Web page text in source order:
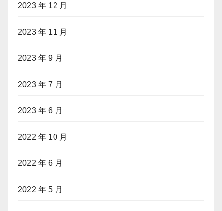
2023 年 12 月
2023 年 11 月
2023 年 9 月
2023 年 7 月
2023 年 6 月
2022 年 10 月
2022 年 6 月
2022 年 5 月